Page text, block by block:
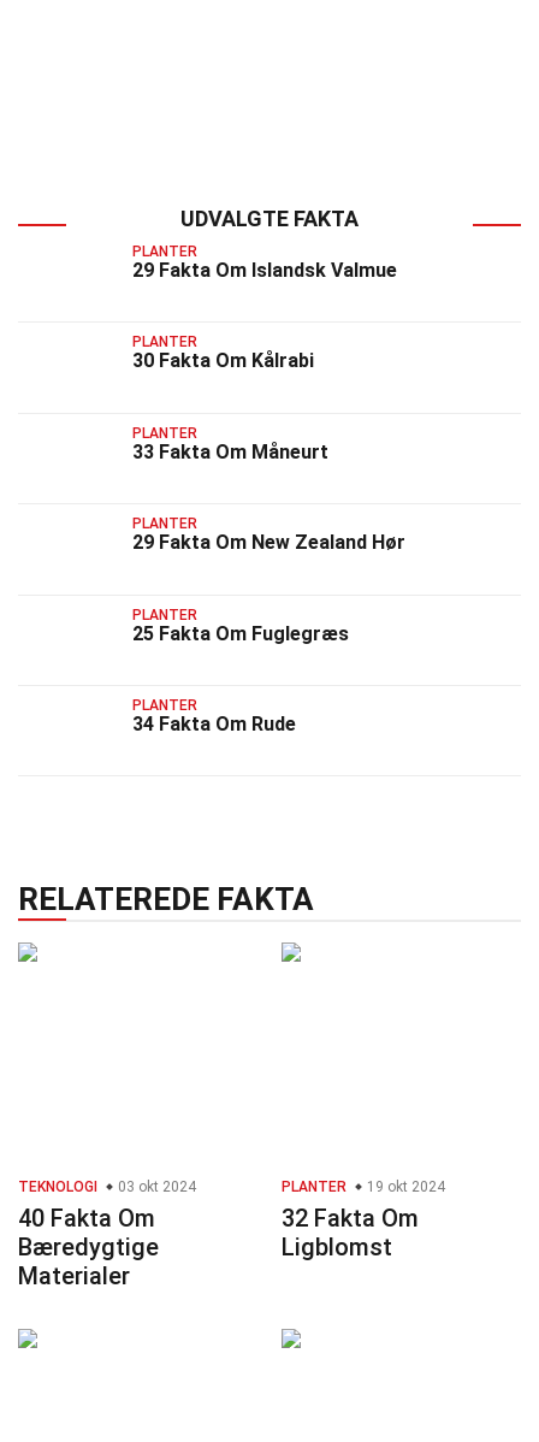
UDVALGTE FAKTA
PLANTER
29 Fakta Om Islandsk Valmue
PLANTER
30 Fakta Om Kålrabi
PLANTER
33 Fakta Om Måneurt
PLANTER
29 Fakta Om New Zealand Hør
PLANTER
25 Fakta Om Fuglegræs
PLANTER
34 Fakta Om Rude
RELATEREDE FAKTA
TEKNOLOGI 03 okt 2024
40 Fakta Om
Bæredygtige
Materialer
PLANTER 19 okt 2024
32 Fakta Om
Ligblomst